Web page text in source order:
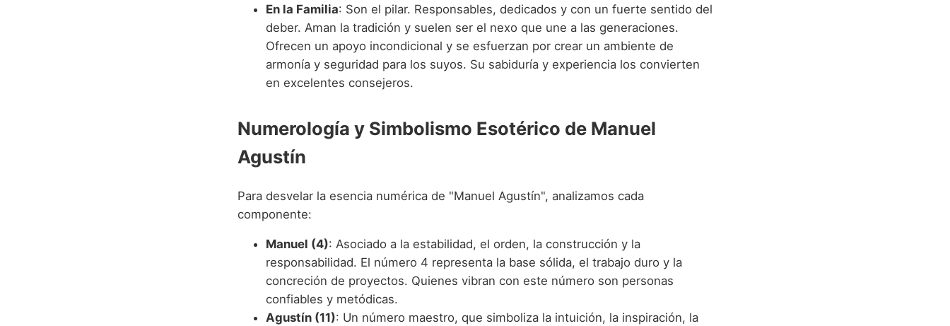
En la Familia: Son el pilar. Responsables, dedicados y con un fuerte sentido del
deber. Aman la tradición y suelen ser el nexo que une a las generaciones.
Ofrecen un apoyo incondicional y se esfuerzan por crear un ambiente de
armonía y seguridad para los suyos. Su sabiduría y experiencia los convierten
en excelentes consejeros.
Numerología y Simbolismo Esotérico de Manuel
Agustín
Para desvelar la esencia numérica de "Manuel Agustín", analizamos cada
componente:
Manuel (4): Asociado a la estabilidad, el orden, la construcción y la
responsabilidad. El número 4 representa la base sólida, el trabajo duro y la
concreción de proyectos. Quienes vibran con este número son personas
confiables y metódicas.
Agustín (11): Un número maestro, que simboliza la intuición, la inspiración, la